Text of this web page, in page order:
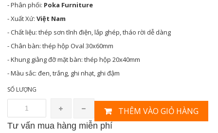
- Phân phối: Poka Furniture
- Xuất Xứ: Việt Nam
- Chất liệu: thép sơn tĩnh điện, lắp ghép, tháo rời dễ dàng
- Chân bàn: thép hộp Oval 30x60mm
- Khung giằng đỡ mặt bàn: thép hộp 20x40mm
- Màu sắc: đen, trắng, ghi nhạt, ghi đậm
SỐ LƯỢNG
THÊM VÀO GIỎ HÀNG
Tư vấn mua hàng miễn phí